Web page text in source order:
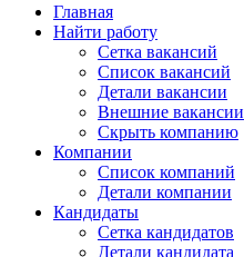
Главная
Найти работу
Сетка вакансий
Список вакансий
Детали вакансии
Внешние вакансии
Скрыть компанию
Компании
Список компаний
Детали компании
Кандидаты
Сетка кандидатов
Детали кандидата